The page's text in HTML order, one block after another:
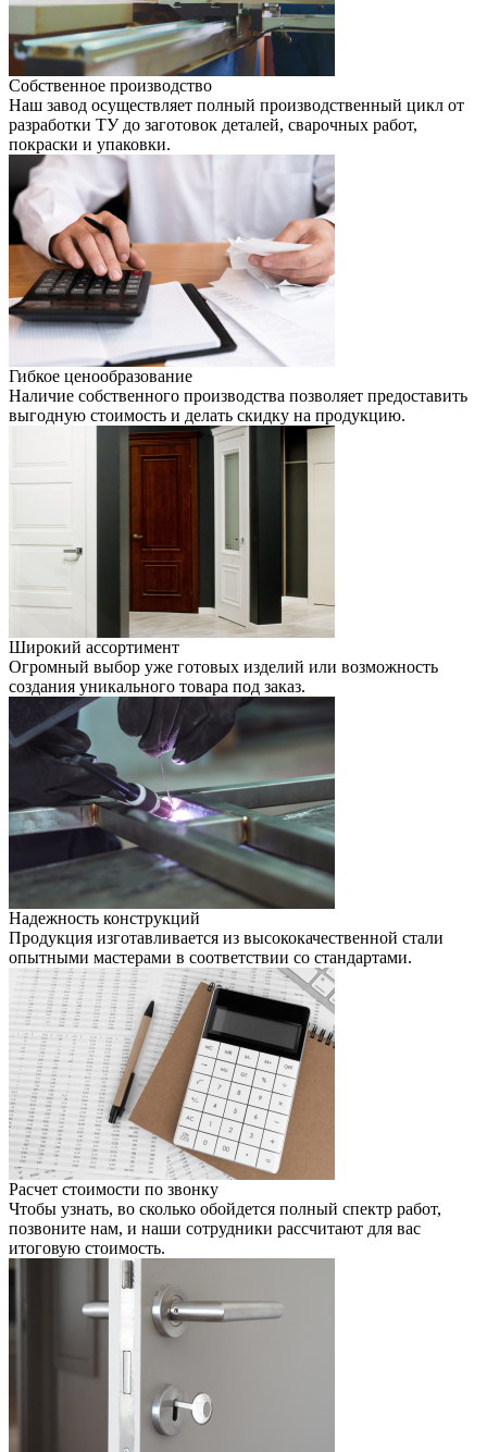
Собственное производство
Наш завод осуществляет полный производственный цикл от
разработки ТУ до заготовок деталей, сварочных работ,
покраски и упаковки.
Гибкое ценообразование
Наличие собственного производства позволяет предоставить
выгодную стоимость и делать скидку на продукцию.
Широкий ассортимент
Огромный выбор уже готовых изделий или возможность
создания уникального товара под заказ.
Надежность конструкций
Продукция изготавливается из высококачественной стали
опытными мастерами в соответствии со стандартами.
Расчет стоимости по звонку
Чтобы узнать, во сколько обойдется полный спектр работ,
позвоните нам, и наши сотрудники раcсчитают для вас
итоговую стоимость.